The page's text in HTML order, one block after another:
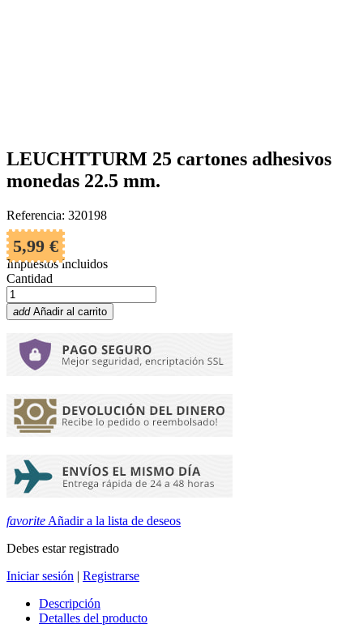
LEUCHTTURM 25 cartones adhesivos
monedas 22.5 mm.
Referencia: 320198
5,99 €
Impuestos incluidos
Cantidad
add Añadir al carrito
favorite Añadir a la lista de deseos
Debes estar registrado
Iniciar sesión | Registrarse
Descripción
Detalles del producto